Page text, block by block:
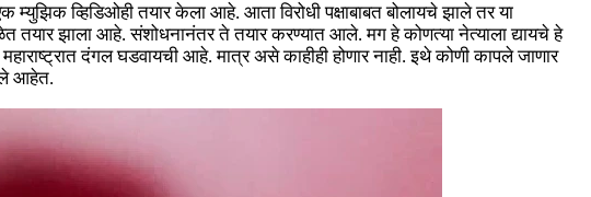
व्हिडिओही तयार केला आहे. आता विरोधी पक्षाबाबत बोलायचे झाले तर या
तयार झाला आहे. संशोधनानंतर ते तयार करण्यात आले. मग हे कोणत्या नेत्याला द्यायचे हे
दंगल घडवायची आहे. मात्र असे काहीही होणार नाही. इथे कोणी कापले जाणार
आहेत.